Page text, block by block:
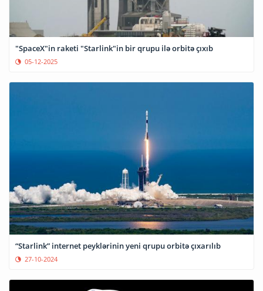
"SpaceX"in raketi "Starlink"in bir qrupu ilə orbitə çıxıb
05-12-2025
“Starlink” internet peyklərinin yeni qrupu orbitə çıxarılıb
27-10-2024